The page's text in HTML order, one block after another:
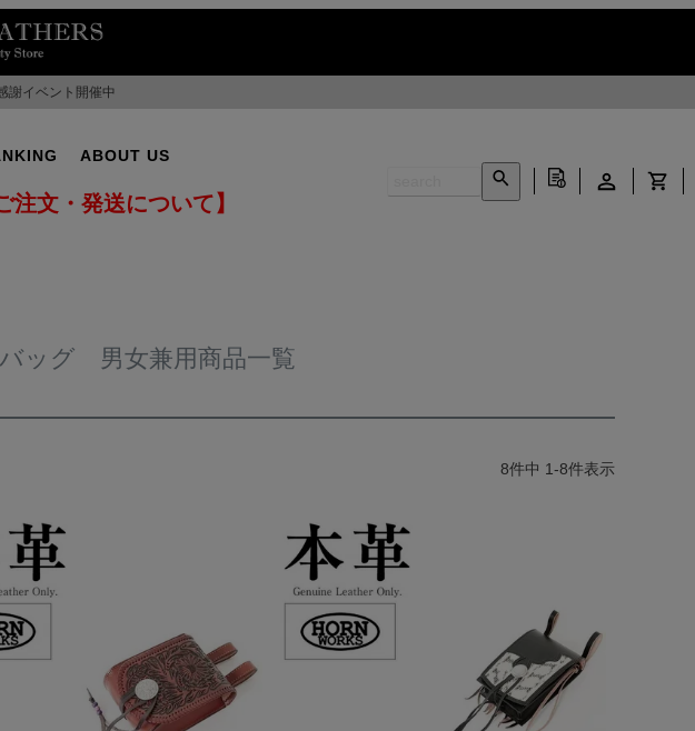
謝イベント開催中
LIUGOO LEATHERS×VIBECA Co.
LIUGOO tokyo×オトコフクDX
ドラマ-24JAPAN 主演衣装採用モデル
ANA WINGSパイロット訓練生ユニフォーム
OUTLET・SALE ▶
配布中のクーポン▶
レビュー投稿キャンペーン▶
お買い物ガイド
SPECIAL COLLECTION ▶
ゴジラ－1.0神木隆之介さんご着用モデル
LIUGOO LEATHERS×VIBECA Co.
ANA WINGSパイロット訓練生ユニフォーム
LIUGOO LEATHERS×THE Hu米国進出記念
LEATHER CARE ▶
OUTLET・SALE ▶
配布中のクーポン▶
レビュー投稿キャンペーン▶
ABOUT US
レビュー投稿キャンペーン
LINEお友だち特典
20周年記念クーポン配布中
OUTLET
レビュー総数20万件突破！
ご購入後アンケートキャンペーン
MEDIA-映画/ドラマ/TV
STAFF BLOG
YOUTUBE
OEM/ODM-製造相談-
卸販売のご案内
衣装協力
FAQ・お問い合わせ
注文・発送について】
ッグ 男女兼用商品一覧
8件中 1-8件表示